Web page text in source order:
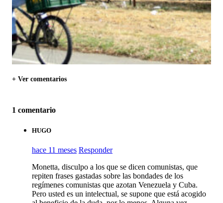
+ Ver comentarios
1 comentario
HUGO
hace 11 meses Responder
Monetta, disculpo a los que se dicen comunistas, que
repiten frases gastadas sobre las bondades de los
regímenes comunistas que azotan Venezuela y Cuba.
Pero usted es un intelectual, se supone que está acogido